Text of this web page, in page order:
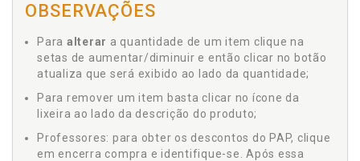
OBSERVAÇÕES
Para alterar a quantidade de um item clique na
setas de aumentar/diminuir e então clicar no botão
atualiza que será exibido ao lado da quantidade;
Para remover um item basta clicar no ícone da
lixeira ao lado da descrição do produto;
Professores: para obter os descontos do PAP, clique
em encerra compra e identifique-se. Após essa